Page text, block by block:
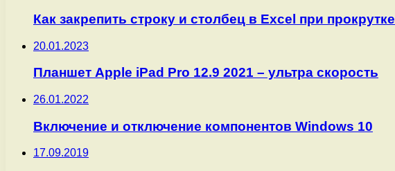
Как закрепить строку и столбец в Excel при прокрутке
20.01.2023
Планшет Apple iPad Pro 12.9 2021 – ультра скорость
26.01.2022
Включение и отключение компонентов Windows 10
17.09.2019